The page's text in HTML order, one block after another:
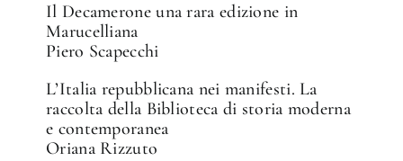
Il Decamerone una rara edizione in
Marucelliana
Piero Scapecchi
L’Italia repubblicana nei manifesti. La
raccolta della Biblioteca di storia moderna
e contemporanea
Oriana Rizzuto